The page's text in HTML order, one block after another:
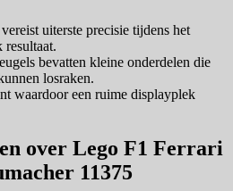
uiterste precisie tijdens het
resultaat.
bevatten kleine onderdelen die
losraken.
waardoor een ruime displayplek
over Lego F1 Ferrari
11375